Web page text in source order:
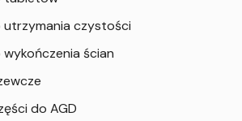
utrzymania czystości
ścian
do AGD